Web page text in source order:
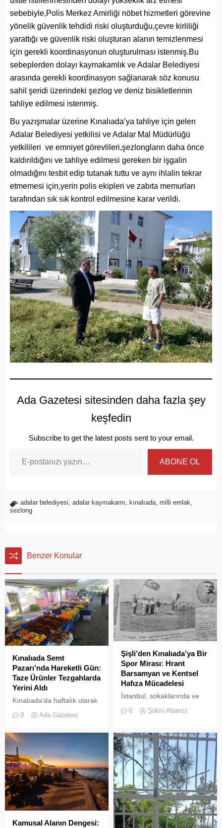
sebebiyle,Polis Merkez Amirliği nöbet hizmetleri görevine
yönelik güvenlik tehdidi riski oluşturduğu,çevre kirliliği
yarattığı ve güvenlik riski oluşturan alanın temizlenmesi
için gerekli koordinasyonun oluşturulması istenmiş.Bu
sebeplerden dolayı kaymakamlık ve Adalar Belediyesi
arasında gerekli koordinasyon sağlanarak söz konusu
sahil şeridi üzerindeki şezlog ve deniz bisikletlerinin
tahliye edilmesi istenmiş.
Bu yazışmalar üzerine Kınalıada’ya tahliye için gelen
Adalar Belediyesi yetkilisi ve Adalar Mal Müdürlüğü
yetkilileri ve emniyet görevlileri,şezlongların daha önce
kaldırıldığını ve tahliye edilmesi gereken bir işgalin
olmadığını tesbit edip tutanak tuttu ve aynı ihlalin tekrar
etmemesi için,yerin polis ekipleri ve zabıta memurları
tarafından sık sık kontrol edilmesine karar verildi.
Ada Gazetesi sitesinden daha fazla şey
keşfedin
Subscribe to get the latest posts sent to your email.
ABONE OL
adalar belediyesi, adalar kaymakamı, kınalıada, milli emlak,
sezlong
Benzer Konular
Kınalıada Semt
Pazarı’nda Hareketli Gün:
Taze Ürünler Tezgahlarda
Yerini Aldı
Kınalıada’da haftalık olarak
kurulan semt pazarı, ada
sakinleri ve ziyaretçilerin
canlılığına ulaştı.
0 Ada Gazetesi
Şişli’den Kınalıada’ya Bir
Spor Mirası: Hrant
Barsamyan ve Kentsel
Hafıza Mücadelesi
İstanbul, sokaklarında ve
yeşil sahalarında
yüzyıllardır biriktirdiği çok
devasa bir hafıza
mekânıdır.
0 Şükrü Abanoz
Kamusal Alanın Dengesi: